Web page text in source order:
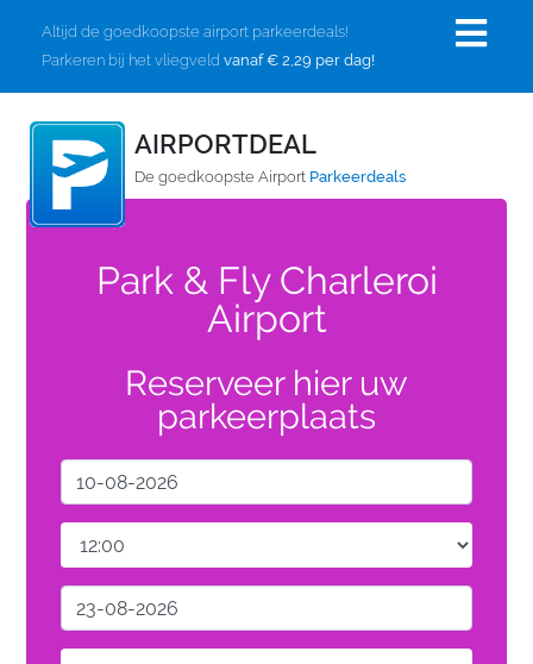
Altijd de goedkoopste airport parkeerdeals!
Parkeren bij het vliegveld vanaf € 2,29 per dag!
AIRPORTDEAL
De goedkoopste Airport Parkeerdeals
Park & Fly Charleroi
Airport
Reserveer hier uw
parkeerplaats